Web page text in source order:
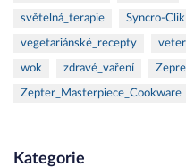
světelná_terapie Syncro-Clik
vegetariánské_recepty
wok zdravé_vaření
Zepter_Masterpiece_Cookware
Kategorie